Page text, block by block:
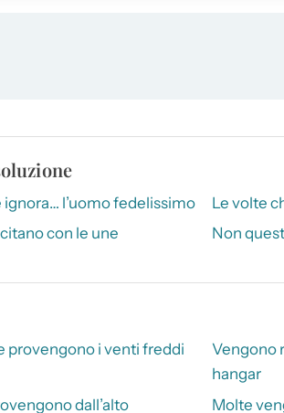
ignora… l’uomo fedelissimo
Le volte
con le une Non
provengono i venti freddi
Vengono
hangar
dall’alto
Molte